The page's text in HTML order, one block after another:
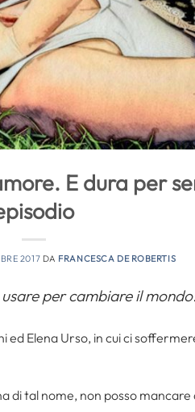
E dura per
2017 DA FRANCESCA DE ROBERTIS
usare per cambiare il mondo.
ed Elena Urso, in cui ci
tal nome, non posso